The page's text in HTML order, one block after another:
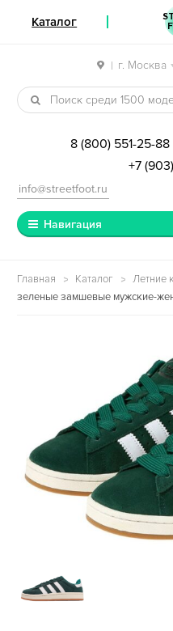
| г. Москва
Перейти к навигации
Перейти к содержимому
8 (800) 551-25-88
+7
info@streetfoot.ru
Навигация
Главная Каталог Летние
зеленые замшевые мужские-
Каталог